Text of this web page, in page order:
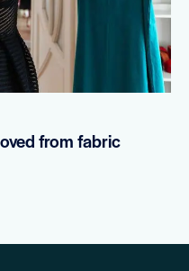
from fabric